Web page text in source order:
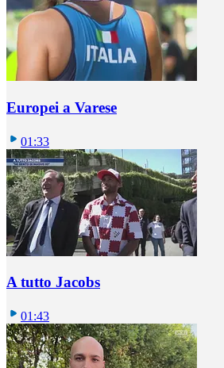
Europei a Varese
01:33
A tutto Jacobs
01:43